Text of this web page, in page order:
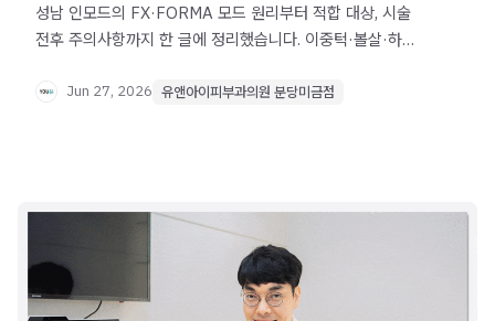
성남 인모드의 FX·FORMA 모드 원리부터 적합 대상, 시술
전후 주의사항까지 한 글에 정리했습니다. 이중턱·볼살·하관
Jun 27, 2026 유앤아이피부과의원 분당미금점